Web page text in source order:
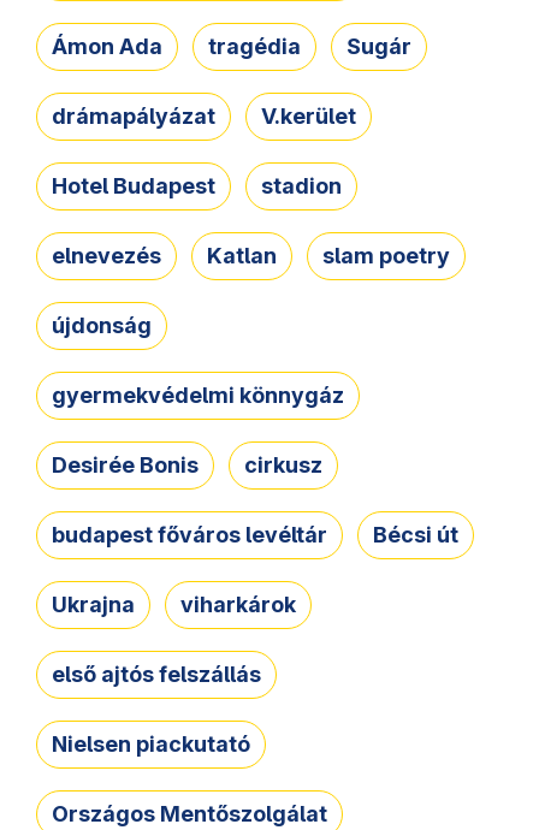
Ámon Ada tragédia Sugár
drámapályázat V.kerület
Hotel Budapest stadion
elnevezés Katlan slam poetry
újdonság
gyermekvédelmi könnygáz
Desirée Bonis cirkusz
budapest főváros levéltár Bécsi út
Ukrajna viharkárok
első ajtós felszállás
Nielsen piackutató
Országos Mentőszolgálat